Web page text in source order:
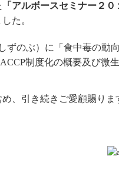
「アルボースセミナー２０
た。
のぶ） に「食中毒の動
制度化の概要及び微
め、引き続きご愛顧賜りま